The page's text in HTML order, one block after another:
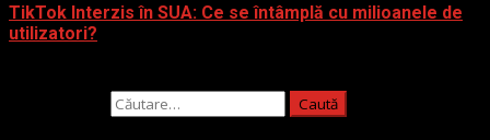
TikTok Interzis în SUA: Ce se întâmplă cu milioanele de
utilizatori?